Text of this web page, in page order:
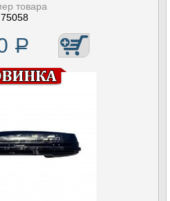
товара
75058
Р